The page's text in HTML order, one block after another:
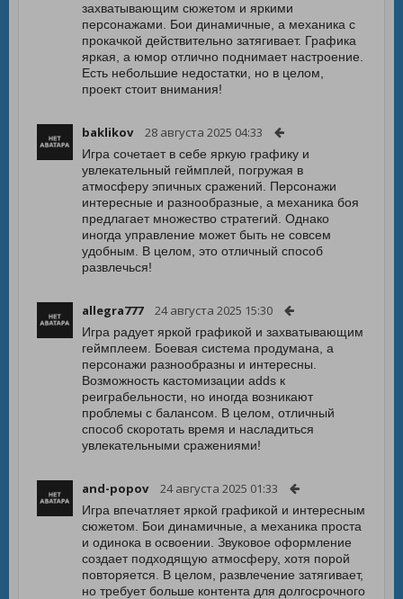
захватывающим сюжетом и яркими
персонажами. Бои динамичные, а механика с
прокачкой действительно затягивает. Графика
яркая, а юмор отлично поднимает настроение.
Есть небольшие недостатки, но в целом,
проект стоит внимания!
baklikov 28 августа 2025 04:33
Игра сочетает в себе яркую графику и
увлекательный геймплей, погружая в
атмосферу эпичных сражений. Персонажи
интересные и разнообразные, а механика боя
предлагает множество стратегий. Однако
иногда управление может быть не совсем
удобным. В целом, это отличный способ
развлечься!
allegra777 24 августа 2025 15:30
Игра радует яркой графикой и захватывающим
геймплеем. Боевая система продумана, а
персонажи разнообразны и интересны.
Возможность кастомизации adds к
реиграбельности, но иногда возникают
проблемы с балансом. В целом, отличный
способ скоротать время и насладиться
увлекательными сражениями!
and-popov 24 августа 2025 01:33
Игра впечатляет яркой графикой и интересным
сюжетом. Бои динамичные, а механика проста
и одинока в освоении. Звуковое оформление
создает подходящую атмосферу, хотя порой
повторяется. В целом, развлечение затягивает,
но требует больше контента для долгосрочного